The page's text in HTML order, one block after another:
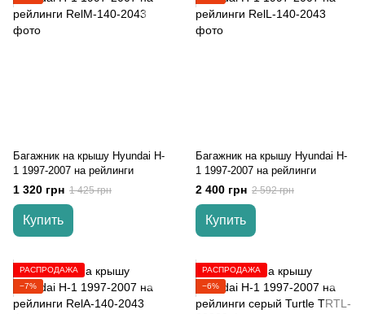
Багажник на крышу Hyundai H-
1 1997-2007 на рейлинги
1 320 грн 1 425 грн
Купить
Багажник на крышу Hyundai H-
1 1997-2007 на рейлинги
2 400 грн 2 592 грн
Купить
РАСПРОДАЖА
−7%
РАСПРОДАЖА
−6%